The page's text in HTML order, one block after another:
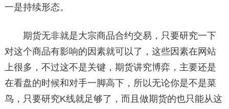
一是持续形态。
期货无非就是大宗商品合约交易，只要研究一下
对这个商品有影响的因素就可以了，这些因素在网站
上很多，不过这不是关键，期货讲究博弈，主要还是
在看盘的时候和对手一脚高下，所以无论你是不是菜
鸟，只要研究K线就足够了，而且做期货的也只能从这